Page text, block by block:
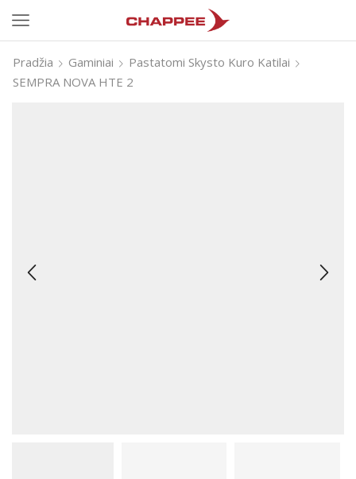
Pradžia Gaminiai
Pastatomi Skysto Kuro Katilai
SEMPRA NOVA HTE 2